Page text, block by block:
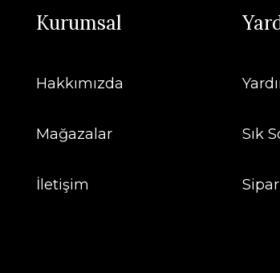
Kurumsal
Hakkımızda
Mağazalar
İletişim
Sık